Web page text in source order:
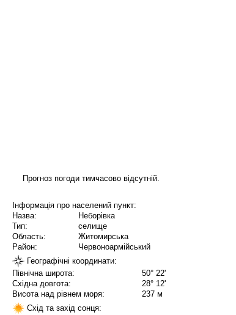
Прогноз погоди тимчасово відсутній.
Інформація про населений пункт:
Назва:
Неборівка
Тип:
селище
Область:
Житомирська
Район:
Червоноармійський
Географічні координати:
Північна широта:
50° 22'
Східна довгота:
28° 12'
Висота над рівнем моря:
237 м
Схід та захід сонця: